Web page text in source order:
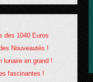
des 1040 Euros
Nouveautés !
lunaire en grand !
fascinantes !